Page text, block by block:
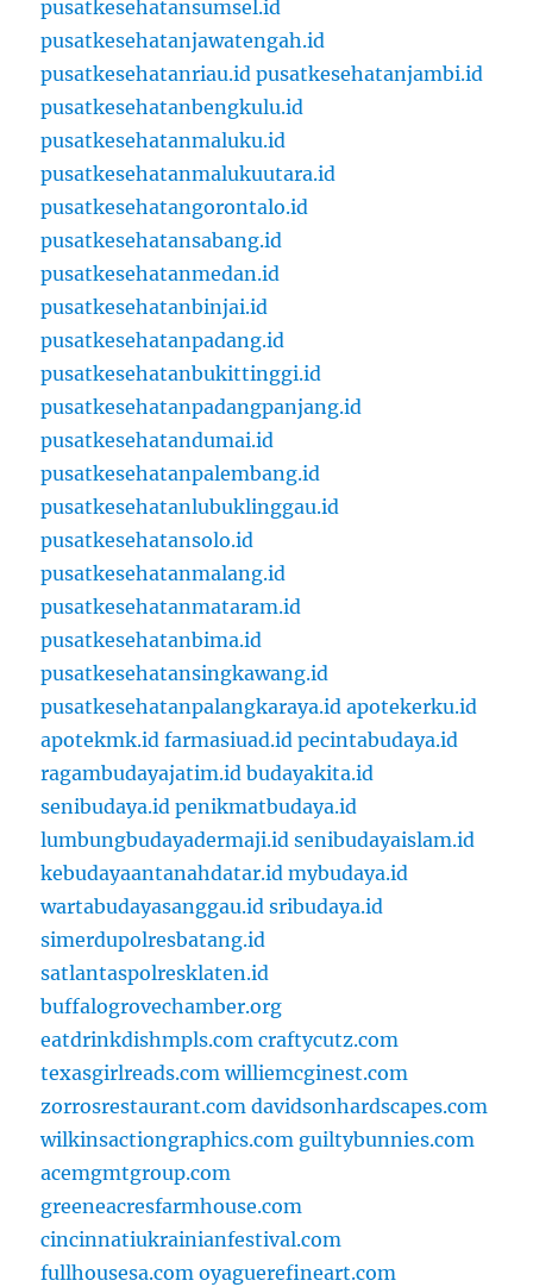
pusatkesehatansumsel.id
pusatkesehatanjawatengah.id
pusatkesehatanriau.id pusatkesehatanjambi.id
pusatkesehatanbengkulu.id
pusatkesehatanmaluku.id
pusatkesehatanmalukuutara.id
pusatkesehatangorontalo.id
pusatkesehatansabang.id
pusatkesehatanmedan.id
pusatkesehatanbinjai.id
pusatkesehatanpadang.id
pusatkesehatanbukittinggi.id
pusatkesehatanpadangpanjang.id
pusatkesehatandumai.id
pusatkesehatanpalembang.id
pusatkesehatanlubuklinggau.id
pusatkesehatansolo.id
pusatkesehatanmalang.id
pusatkesehatanmataram.id
pusatkesehatanbima.id
pusatkesehatansingkawang.id
pusatkesehatanpalangkaraya.id apotekerku.id
apotekmk.id farmasiuad.id pecintabudaya.id
ragambudayajatim.id budayakita.id
senibudaya.id penikmatbudaya.id
lumbungbudayadermaji.id senibudayaislam.id
kebudayaantanahdatar.id mybudaya.id
wartabudayasanggau.id sribudaya.id
simerdupolresbatang.id
satlantaspolresklaten.id
buffalogrovechamber.org
eatdrinkdishmpls.com craftycutz.com
texasgirlreads.com williemcginest.com
zorrosrestaurant.com davidsonhardscapes.com
wilkinsactiongraphics.com guiltybunnies.com
acemgmtgroup.com
greeneacresfarmhouse.com
cincinnatiukrainianfestival.com
fullhousesa.com oyaguerefineart.com